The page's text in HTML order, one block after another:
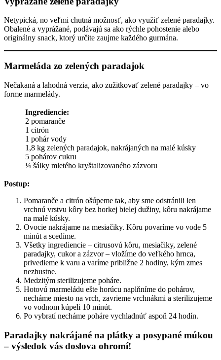
Netypická, no veľmi chutná možnosť, ako využiť zelené paradajky.
Obalené a vyprážané, podávajú sa ako rýchle pohostenie alebo
originálny snack, ktorý určite zaujme každého gurmána.
Marmeláda zo zelených paradajok
Nečakaná a lahodná verzia, ako zužitkovať zelené paradajky – vo
forme marmelády.
Ingrediencie:
2 pomaranče
1 citrón
1 pohár vody
1,8 kg zelených paradajok, nakrájaných na malé kúsky
5 pohárov cukru
¼ šálky mletého kryštalizovaného zázvoru
Postup:
Pomaranče a citrón ošúpeme tak, aby sme odstránili len
vrchnú vrstvu kôry bez horkej bielej dužiny, kôru nakrájame
na malé kúsky.
Ovocie nakrájame na mesiačiky. Kôru povaríme vo vode 5
minút a scedíme.
Všetky ingrediencie – citrusovú kôru, mesiačiky, zelené
paradajky, cukor a zázvor – vložíme do veľkého hrnca,
privedieme k varu a varíme približne 2 hodiny, kým zmes
nezhustne.
Medzitým sterilizujeme poháre.
Hotovú marmeládu ešte horúcu naplňníme do pohárov,
necháme miesto na vrch, zavrieme vrchnákmi a sterilizujeme
vo vodnom kúpeli 10 minút.
Po vybratí necháme poháre vychladnúť aspoň 24 hodín.
Paradajky nakrájané na plátky a posypané múkou
– výsledok vás doslova ohromí!